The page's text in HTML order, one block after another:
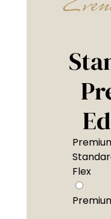
Flex